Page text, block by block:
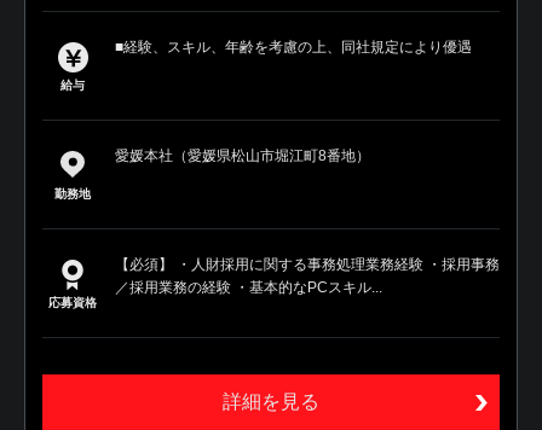
給与
■経験、スキル、年齢を考慮の上、同社規定により優遇
勤務地
愛媛本社（愛媛県松山市堀江町8番地）
応募資格
【必須】 ・人財採用に関する事務処理業務経験 ・採用事務
／採用業務の経験 ・基本的なPCスキル...
詳細を見る